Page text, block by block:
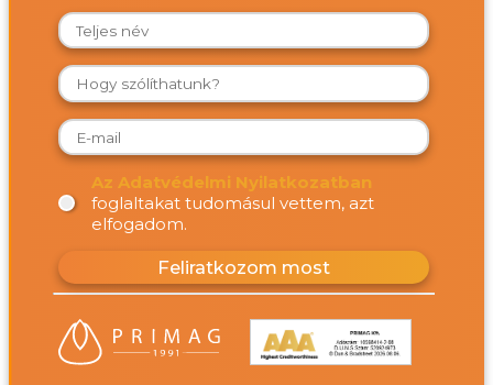
Az Adatvédelmi Nyilatkozatban
foglaltakat tudomásul vettem, azt
elfogadom.
Feliratkozom most